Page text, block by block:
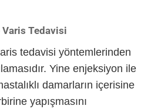
Varis Tedavisi
tedavisi yöntemlerinden
Yine enjeksiyon ile
damarların içerisine
yapışmasını